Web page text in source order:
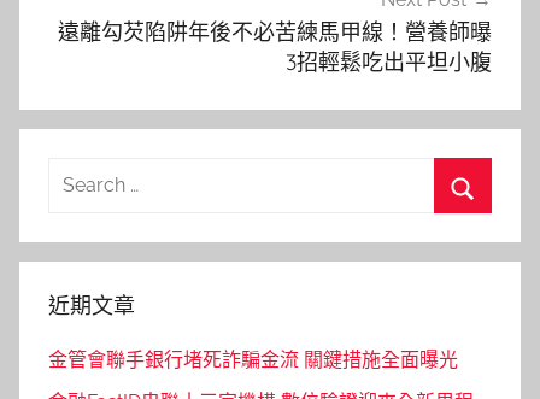
遠離勾芡陷阱年後不必苦練馬甲線！營養師曝
3招輕鬆吃出平坦小腹
Search
近期文章
金管會聯手銀行堵死詐騙金流 關鍵措施全面曝光